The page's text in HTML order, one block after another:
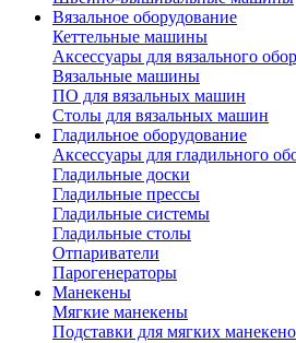
Вязальное оборудование
Кеттельные машины
Аксессуары для вязального
Вязальные машины
ПО для вязальных машин
Столы для вязальных машин
Гладильное оборудование
Аксессуары для гладильного
Гладильные доски
Гладильные прессы
Гладильные системы
Гладильные столы
Отпариватели
Парогенераторы
Манекены
Мягкие манекены
Подставки для мягких